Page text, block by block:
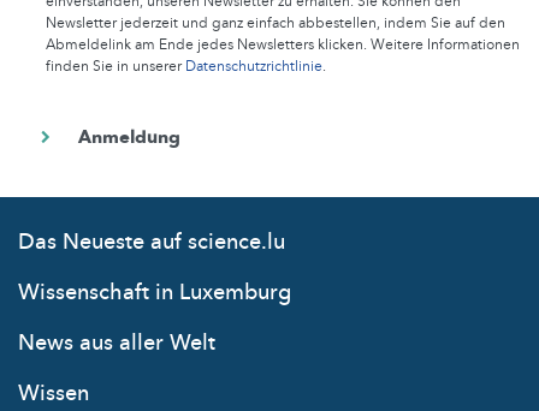
Newsletter jederzeit und ganz einfach abbestellen, indem Sie auf den
Abmeldelink am Ende jedes Newsletters klicken. Weitere Informationen
finden Sie in unsererDatenschutzrichtlinie.
Das Neueste auf science.lu
Wissenschaft in Luxemburg
News aus aller Welt
Wissen